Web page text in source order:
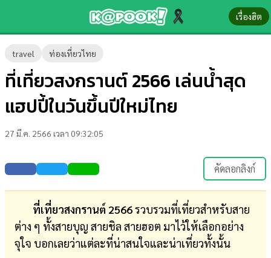
เรื่องฮิต
travel ท่องเที่ยวไทย
ที่เที่ยวสงกรานต์ 2566 เล่นน้ำสุด
แฮปปี้ในวันขึ้นปีใหม่ไทย
27 มี.ค. 2566 เวลา 09:32:05
คัดลอกลิงก์
ที่เที่ยวสงกรานต์ 2566รวบรวมที่เที่ยวสำหรับสาย
ต่าง ๆ ทั้งสายบุญ สายชิล สายฮอต มาไว้ให้เลือกอย่าง
จุใจ บอกเลยว่าแต่ละที่น่าสนใจและน่าเที่ยวทั้งนั้น
ข่าว-
ความ
รู้
บันเทิง
ตรวจ
หวย
ผล
บอล